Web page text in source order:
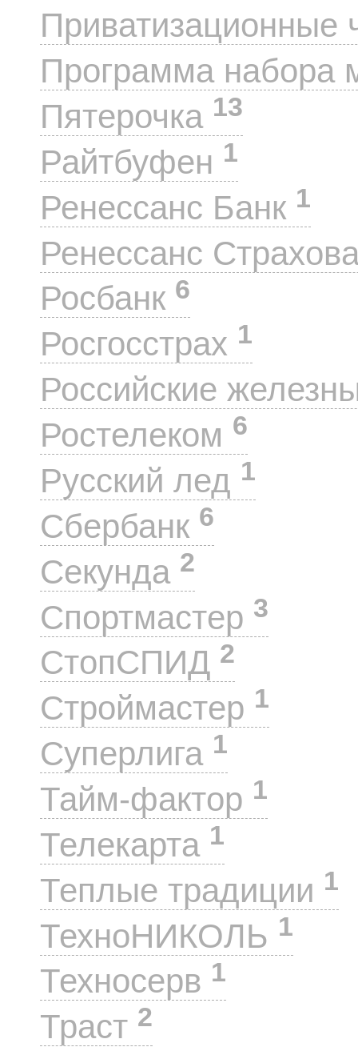
Приватизационные
Программа набора
Пятерочка 13
Райтбуфен 1
Ренессанс Банк 1
Ренессанс
Росбанк 6
Росгосстрах 1
Российские
Ростелеком 6
Русский лед 1
Сбербанк 6
Секунда 2
Спортмастер 3
СтопСПИД 2
Строймастер 1
Суперлига 1
Тайм-фактор 1
Телекарта 1
Теплые традиции 1
ТехноНИКОЛЬ 1
Техносерв 1
Траст 2